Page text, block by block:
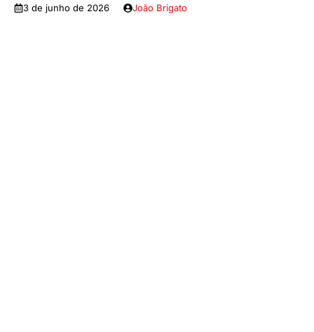
3 de junho de 2026 João Brigato